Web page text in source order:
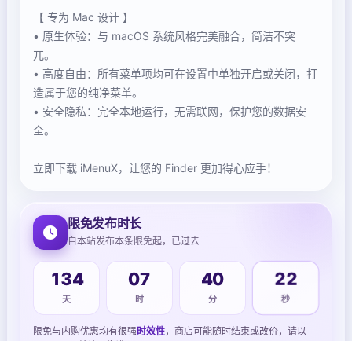
【 专为 Mac 设计 】
• 原生体验：与 macOS 系统风格完美融合，简洁不突
兀。
• 高度自由：所有菜单项均可在设置中单独开启或关闭，打
造属于您的纯净菜单。
• 安全隐私：完全本地运行，无需联网，保护您的数据安
全。
立即下载 iMenuX，让您的 Finder 更加得心应手！
限免发布时长
自本站发布本条限免起，已过去
134
天
07
时
40
分
22
秒
限免与内购优惠均有很强时效性，商店可能随时结束或改价，请以